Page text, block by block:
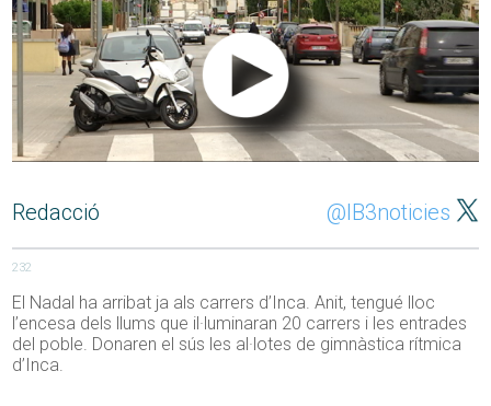
Redacció @IB3noticies
232
El Nadal ha arribat ja als carrers d’Inca. Anit, tengué lloc
l’encesa dels llums que il·luminaran 20 carrers i les entrades
del poble. Donaren el sús les al·lotes de gimnàstica rítmica
d’Inca.